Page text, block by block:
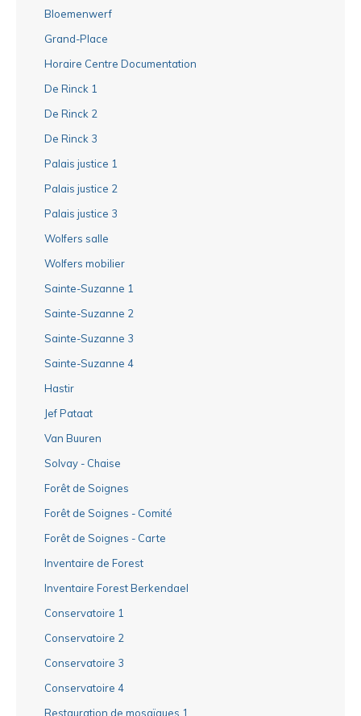
Bloemenwerf
Grand-Place
Horaire Centre Documentation
De Rinck 1
De Rinck 2
De Rinck 3
Palais justice 1
Palais justice 2
Palais justice 3
Wolfers salle
Wolfers mobilier
Sainte-Suzanne 1
Sainte-Suzanne 2
Sainte-Suzanne 3
Sainte-Suzanne 4
Hastir
Jef Pataat
Van Buuren
Solvay - Chaise
Forêt de Soignes
Forêt de Soignes - Comité
Forêt de Soignes - Carte
Inventaire de Forest
Inventaire Forest Berkendael
Conservatoire 1
Conservatoire 2
Conservatoire 3
Conservatoire 4
Restauration de mosaïques 1